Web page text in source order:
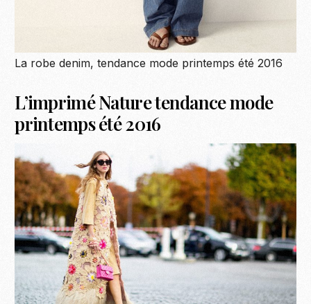
La robe denim, tendance mode printemps été 2016
L’imprimé Nature tendance mode
printemps été 2016